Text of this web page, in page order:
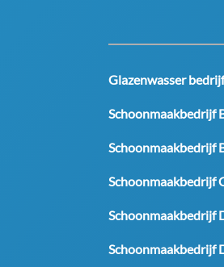
Glazenwasser
Schoonmaakbedrijf
Schoonmaakbedrijf
Schoonmaakbedrijf
Schoonmaakbedrijf
Schoonmaakbedrijf